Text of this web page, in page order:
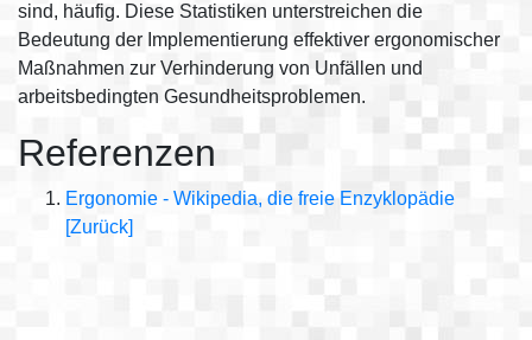
sind, häufig. Diese Statistiken unterstreichen die
Bedeutung der Implementierung effektiver ergonomischer
Maßnahmen zur Verhinderung von Unfällen und
arbeitsbedingten Gesundheitsproblemen.
Referenzen
Ergonomie - Wikipedia, die freie Enzyklopädie
[Zurück]